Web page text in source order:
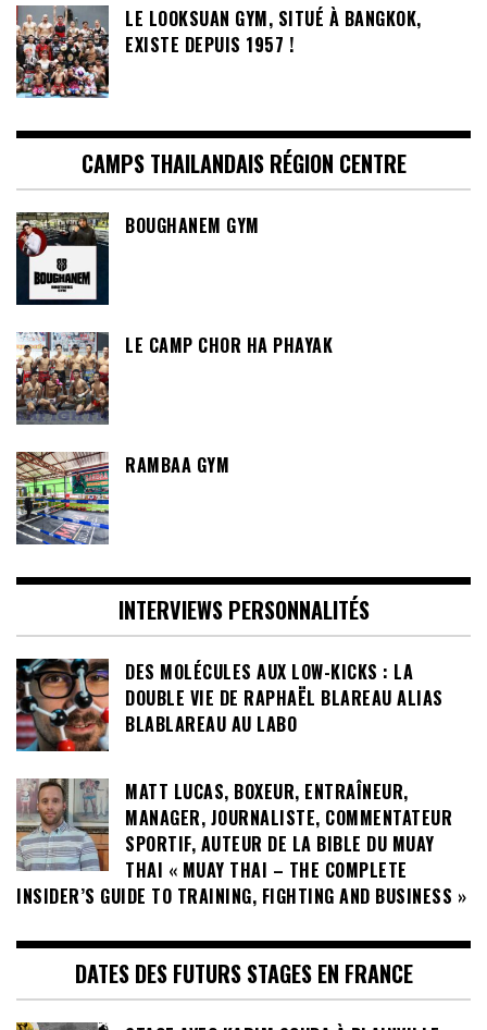
LE LOOKSUAN GYM, SITUÉ À BANGKOK,
EXISTE DEPUIS 1957 !
CAMPS THAILANDAIS RÉGION CENTRE
BOUGHANEM GYM
LE CAMP CHOR HA PHAYAK
RAMBAA GYM
INTERVIEWS PERSONNALITÉS
DES MOLÉCULES AUX LOW-KICKS : LA
DOUBLE VIE DE RAPHAËL BLAREAU ALIAS
BLABLAREAU AU LABO
MATT LUCAS, BOXEUR, ENTRAÎNEUR,
MANAGER, JOURNALISTE, COMMENTATEUR
SPORTIF, AUTEUR DE LA BIBLE DU MUAY
THAI « MUAY THAI – THE COMPLETE
INSIDER’S GUIDE TO TRAINING, FIGHTING AND BUSINESS »
DATES DES FUTURS STAGES EN FRANCE